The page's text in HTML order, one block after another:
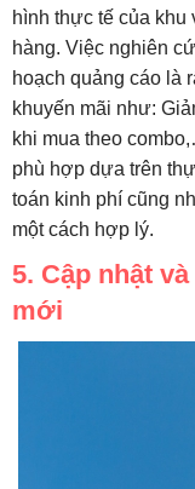
hình thực tế của khu
hàng. Việc nghiên
hoạch quảng cáo là
khuyến mãi như:
khi mua theo
phù hợp dựa trên
toán kinh phí cũng
một cách hợp lý.
5. Cập nhật
mới